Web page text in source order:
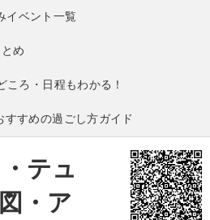
イベント一覧
め
ころ・日程もわかる！
すすめの過ごし方ガイド
テュ
・ア